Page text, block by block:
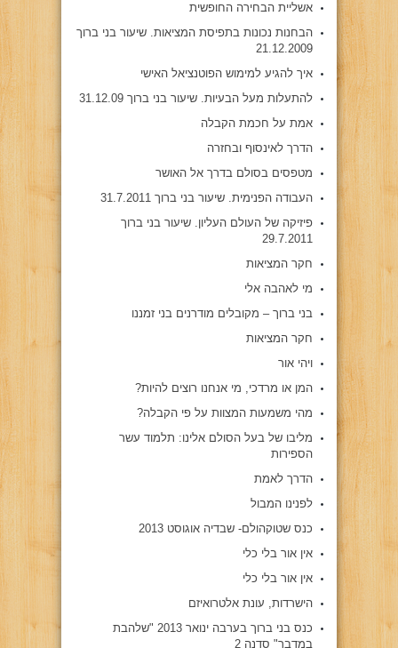
אשליית הבחירה החופשית
הבחנות נכונות בתפיסת המציאות. שיעור בני ברוך
21.12.2009
איך להגיע למימוש הפוטנציאל האישי
להתעלות מעל הבעיות. שיעור בני ברוך 31.12.09
אמת על חכמת הקבלה
הדרך לאינסוף ובחזרה
מטפסים בסולם בדרך אל האושר
העבודה הפנימית. שיעור בני ברוך 31.7.2011
פיזיקה של העולם העליון. שיעור בני ברוך
29.7.2011
חקר המציאות
מי לאהבה אלי
בני ברוך – מקובלים מודרנים בני זמננו
חקר המציאות
ויהי אור
המן או מרדכי, מי אנחנו רוצים להיות?
מהי משמעות המצוות על פי הקבלה?
מליבו של בעל הסולם אלינו: תלמוד עשר
הספירות
הדרך לאמת
לפנינו המבול
כנס שטוקהולם- שבדיה אוגוסט 2013
אין אור בלי כלי
אין אור בלי כלי
הישרדות, עונת אלטרואיזם
כנס בני ברוך בערבה ינואר 2013 "שלהבת
במדבר" סדנה 2